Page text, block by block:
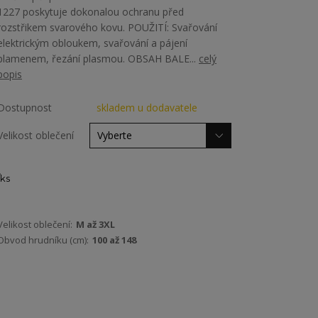
poskytuje dokonalou ochranu před
svarového kovu. POUŽITÍ: Svařování
obloukem, svařování a pájení
řezání plasmou. OBSAH BALE... celý
skladem u dodavatele
oblečení
ks
oblečení: M až 3XL
hrudníku (cm): 100 až 148